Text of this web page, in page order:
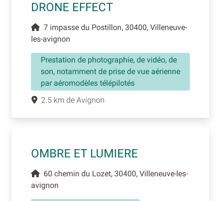
DRONE EFFECT
7 impasse du Postillon, 30400, Villeneuve-
les-avignon
Prestation de photographie, de vidéo, de
son, notamment de prise de vue aérienne
par aéromodèles télépilotés
2.5 km de Avignon
OMBRE ET LUMIERE
60 chemin du Lozet, 30400, Villeneuve-les-
avignon